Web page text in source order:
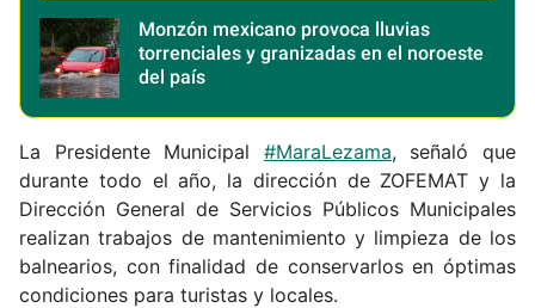
Monzón mexicano provoca lluvias
torrenciales y granizadas en el noroeste
del país
La Presidente Municipal #MaraLezama, señaló que
durante todo el año, la dirección de ZOFEMAT y la
Dirección General de Servicios Públicos Municipales
realizan trabajos de mantenimiento y limpieza de los
balnearios, con finalidad de conservarlos en óptimas
condiciones para turistas y locales.